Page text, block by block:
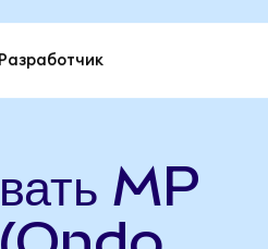
Разработчик
MP